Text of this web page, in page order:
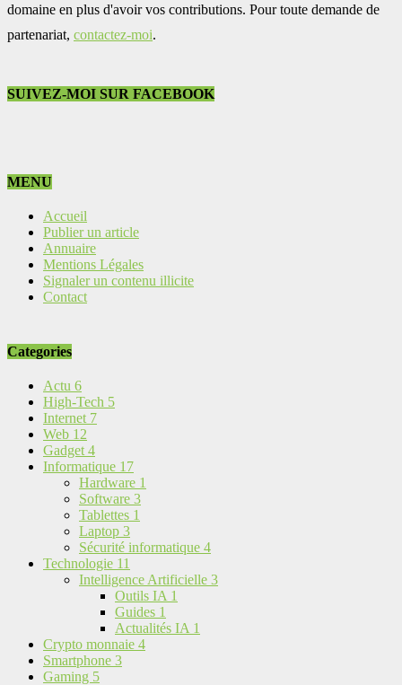
domaine en plus d'avoir vos contributions. Pour toute demande de
partenariat, contactez-moi.
SUIVEZ-MOI SUR FACEBOOK
MENU
Accueil
Publier un article
Annuaire
Mentions Légales
Signaler un contenu illicite
Contact
Categories
Actu 6
High-Tech 5
Internet 7
Web 12
Gadget 4
Informatique 17
Hardware 1
Software 3
Tablettes 1
Laptop 3
Sécurité informatique 4
Technologie 11
Intelligence Artificielle 3
Outils IA 1
Guides 1
Actualités IA 1
Crypto monnaie 4
Smartphone 3
Gaming 5